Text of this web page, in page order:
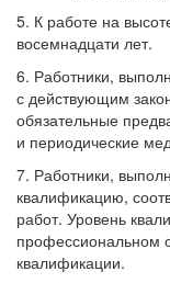
5. К работе на
восемнадцати лет.
6. Работники,
с действующим
обязательные
и периодические
7. Работники,
квалификацию,
работ. Уровень
профессиональном
квалификации.